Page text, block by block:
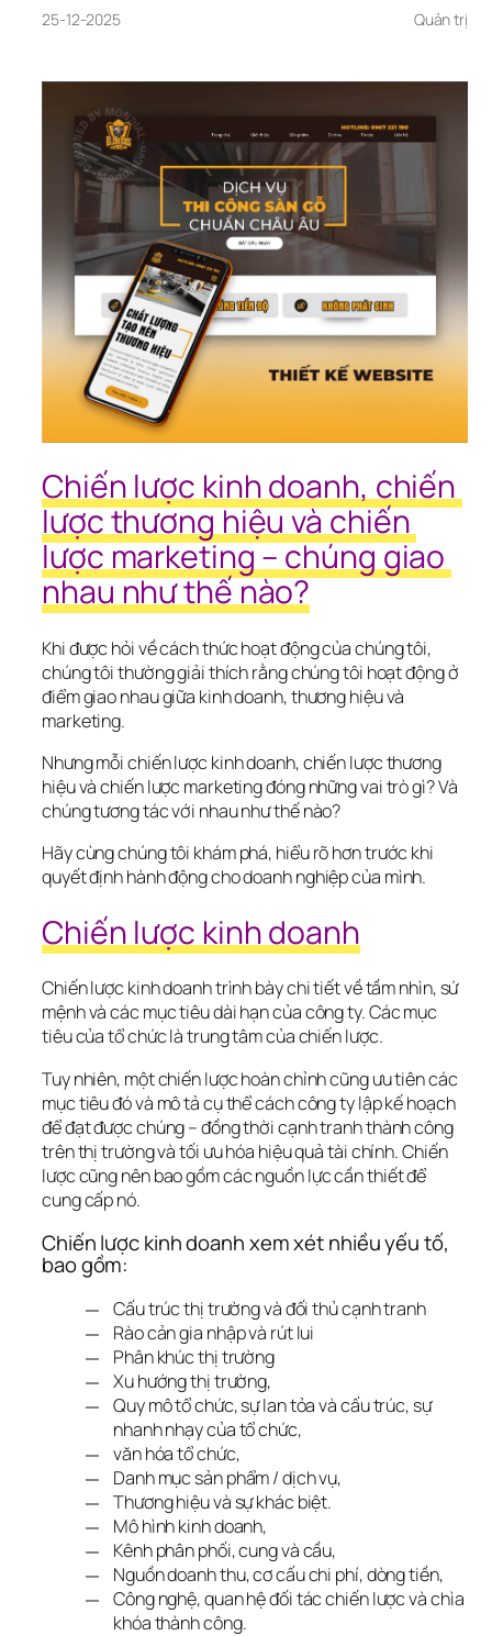
25-12-2025 Quản trị
Chiến lược kinh doanh, chiến
lược thương hiệu và chiến
lược marketing – chúng giao
nhau như thế nào?
Khi được hỏi về cách thức hoạt động của chúng tôi,
chúng tôi thường giải thích rằng chúng tôi hoạt động ở
điểm giao nhau giữa kinh doanh, thương hiệu và
marketing.
Nhưng mỗi chiến lược kinh doanh, chiến lược thương
hiệu và chiến lược marketing đóng những vai trò gì? Và
chúng tương tác với nhau như thế nào?
Hãy cùng chúng tôi khám phá, hiểu rõ hơn trước khi
quyết định hành động cho doanh nghiệp của mình.
Chiến lược kinh doanh
Chiến lược kinh doanh trình bày chi tiết về tầm nhìn, sứ
mệnh và các mục tiêu dài hạn của công ty. Các mục
tiêu của tổ chức là trung tâm của chiến lược.
Tuy nhiên, một chiến lược hoàn chỉnh cũng ưu tiên các
mục tiêu đó và mô tả cụ thể cách công ty lập kế hoạch
để đạt được chúng – đồng thời cạnh tranh thành công
trên thị trường và tối ưu hóa hiệu quả tài chính. Chiến
lược cũng nên bao gồm các nguồn lực cần thiết để
cung cấp nó.
Chiến lược kinh doanh xem xét nhiều yếu tố,
bao gồm:
Cấu trúc thị trường và đối thủ cạnh tranh
Rào cản gia nhập và rút lui
Phân khúc thị trường
Xu hướng thị trường,
Quy mô tổ chức, sự lan tỏa và cấu trúc, sự
nhanh nhạy của tổ chức,
văn hóa tổ chức,
Danh mục sản phẩm / dịch vụ,
Thương hiệu và sự khác biệt.
Mô hình kinh doanh,
Kênh phân phối, cung và cầu,
Nguồn doanh thu, cơ cấu chi phí, dòng tiền,
Công nghệ, quan hệ đối tác chiến lược và chìa
khóa thành công.